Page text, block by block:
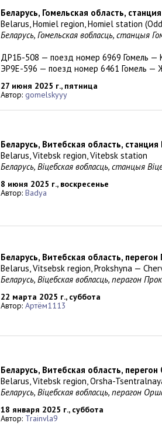
Беларусь, Гомельская область,
Belarus, Homiel region, Homiel station
Беларусь, Гомельская вобласць, станцыя
ДР1Б-508 — поезд номер 6969 Гомель —
ЭР9Е-596 — поезд номер 6461 Гомель —
27 июня 2025 г., пятница
Автор: gomelskyyy
Беларусь, Витебская область, станция
Belarus, Vitebsk region, Vitebsk station
Беларусь, Віцебская вобласць, станцыя
8 июня 2025 г., воскресенье
Автор: Badya
Беларусь, Витебская область,
Belarus, Vitsebsk region, Prokshyna —
Беларусь, Віцебская вобласць, перагон
22 марта 2025 г., суббота
Автор: Артём1113
Беларусь, Витебская область,
Belarus, Vitebsk region, Orsha-
Беларусь, Віцебская вобласць, перагон
18 января 2025 г., суббота
Автор: Trainvla9